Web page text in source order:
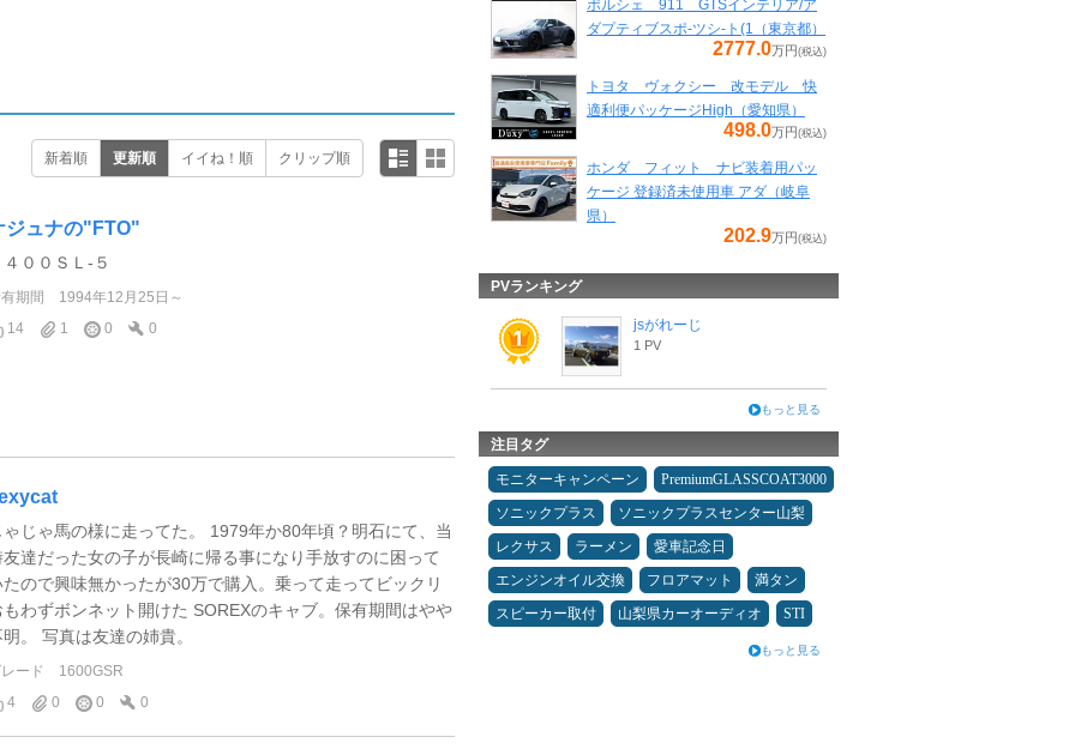
新着順 更新順 イイね！順 クリップ順
ジュナの"FTO"
４００ＳＬ-５
期間
1994年12月25日～
14
1 0 0
ゃじゃ馬の様に走ってた。 1979年か80年頃？明石にて、当
友達だった女の子が長崎に帰る事になり手放すのに困って
たので興味無かったが30万で購入。乗って走ってビックリ
もわずボンネット開けた SOREXのキャブ。保有期間はやや
。 写真は友達の姉貴。
ード
1600GSR
4
0 0 0
ポルシェ 911 GTSインテリア/ア
ダプティブスポ-ツシ-ト(1（東京都）
2777.0万円 (税込)
トヨタ ヴォクシー 改モデル 快
適利便パッケージHigh（愛知県）
498.0万円 (税込)
ホンダ フィット ナビ装着用パッ
ケージ 登録済未使用車 アダ（岐阜
県）
202.9万円 (税込)
PVランキング
jsがれーじ
1 PV
もっと見る
注目タグ
モニターキャンペーン
PremiumGLASSCOAT3000
ソニックプラス
ソニックプラスセンター山梨
レクサス
ラーメン
愛車記念日
エンジンオイル交換
フロアマット
満タン
スピーカー取付
山梨県カーオーディオ STI
もっと見る